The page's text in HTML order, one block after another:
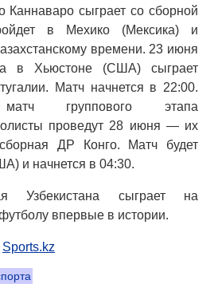
сыграет со сборной
в Мехико (Мексика) и
времени. 23 июня
в Хьюстоне (США) сыграет
Матч начнется в 22:00.
матч группового этапа
проведут 28 июня — их
ДР Конго. Матч будет
и начнется в 04:30.
Узбекистана сыграет на
впервые в истории.
Sports.kz